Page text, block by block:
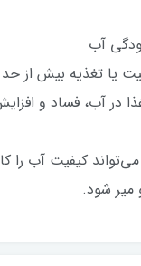
یا تغذیه بیش از
در آب، فساد و
کیفیت آب
شود.